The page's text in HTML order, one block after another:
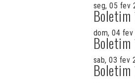
seg, 05 fev
Boletim
dom, 04 fev
Boletim
sab, 03 fev
Boletim